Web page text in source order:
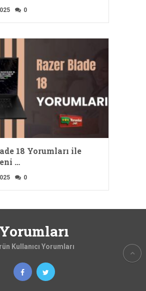
0
18 Yorumları ile
…
0
Yorumları
Kullanıcı Yorumları